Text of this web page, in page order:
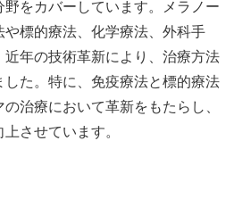
をカバーしています。メラノー
標的療法、化学療法、外科手
年の技術革新により、治療方法
た。特に、免疫療法と標的療法
治療において革新をもたらし、
させています。